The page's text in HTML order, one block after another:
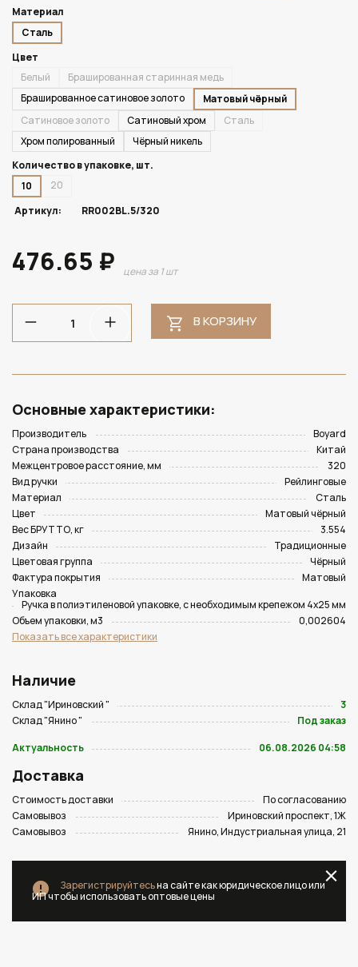
Материал
Сталь
Цвет
Белый
Брашированная старинная медь
Брашированное сатиновое золото
Матовый чёрный
Сатиновое золото
Сатиновый хром
Сталь
Хром полированный
Чёрный никель
Количество в упаковке, шт.
10
20
Артикул:
RR002BL.5/320
476.65 ₽ цена за 1 шт
В КОРЗИНУ
Основные характеристики:
Производитель
Boyard
Страна производства
Китай
Межцентровое расстояние, мм
320
Вид ручки
Рейлинговые
Материал
Сталь
Цвет
Матовый чёрный
Вес БРУТТО, кг
3.554
Дизайн
Традиционные
Цветовая группа
Чёрный
Фактура покрытия
Матовый
Упаковка
Ручка в полиэтиленовой упаковке, с необходимым крепежом 4х25 мм
Объем упаковки, м3
0,002604
Показать все характеристики
Наличие
Склад "Ириновский "
3
Склад "Янино "
Под заказ
Актуальность
06.08.2026 04:58
Доставка
Стоимость доставки
По согласованию
Самовывоз
Ириновский проспект, 1Ж
Самовывоз
Янино, Индустриальная улица, 21
Зарегистрируйтесьна сайте как юридическое лицо или
ИП чтобы использовать оптовые цены